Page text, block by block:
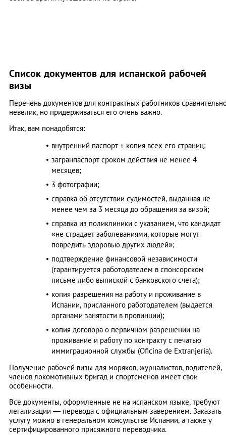
Список документов для испанской рабочей
визы
Перечень документов для контрактных работников
невелик, но придерживаться его очень важно.
Итак, вам понадобятся:
внутренний паспорт + копия всех его страниц;
загранпаспорт сроком действия не менее 4
месяцев;
3 фотографии;
справка об отсутствии судимостей, выданная не
менее чем за 3 месяца до обращения за визой;
справка из поликлиники с указанием, что кандидат
«не страдает заболеваниями, которые могут
повредить здоровью других людей»;
подтверждение финансовой независимости
(гарантируется работодателем в спонсорском
письме либо выпиской с банковского счета);
копия разрешения на работу и проживание в
Испании, присланного работодателем (выдается
органами занятости в провинции);
копия договора о первичном разрешении на
проживание и работу по контракту с печатью
иммиграционной службы (Oficina de Extranjería).
Получение рабочей визы для моряков, журналистов, водителей,
членов локомотивных бригад и спортсменов имеет свои
особенности.
Все документы, оформленные не на испанском языке, требуют
легализации — перевода с официальным заверением. Заказать
услугу можно в генеральном консульстве Испании, а также у
сертифицированного присяжного переводчика.